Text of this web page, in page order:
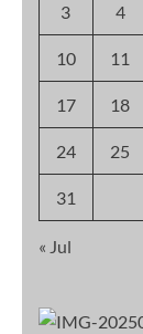
3 4
10 11
17 18
24 25
31
« Jul